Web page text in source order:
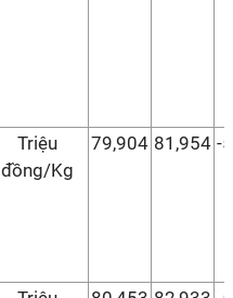
Triệu
đồng/Kg
79,904 81,954 -